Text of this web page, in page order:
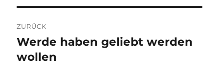
ZURÜCK
Vorheriger
Beitrag:
Werde haben geliebt werden
wollen